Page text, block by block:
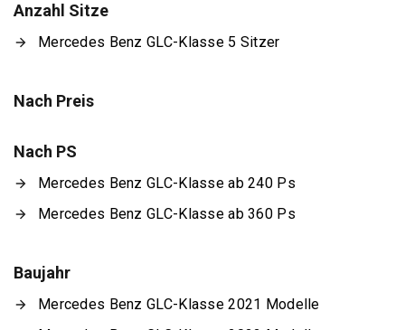
Anzahl Sitze
Mercedes Benz GLC-Klasse 5 Sitzer
Nach Preis
Nach PS
Mercedes Benz GLC-Klasse ab 240 Ps
Mercedes Benz GLC-Klasse ab 360 Ps
Baujahr
Mercedes Benz GLC-Klasse 2021 Modelle